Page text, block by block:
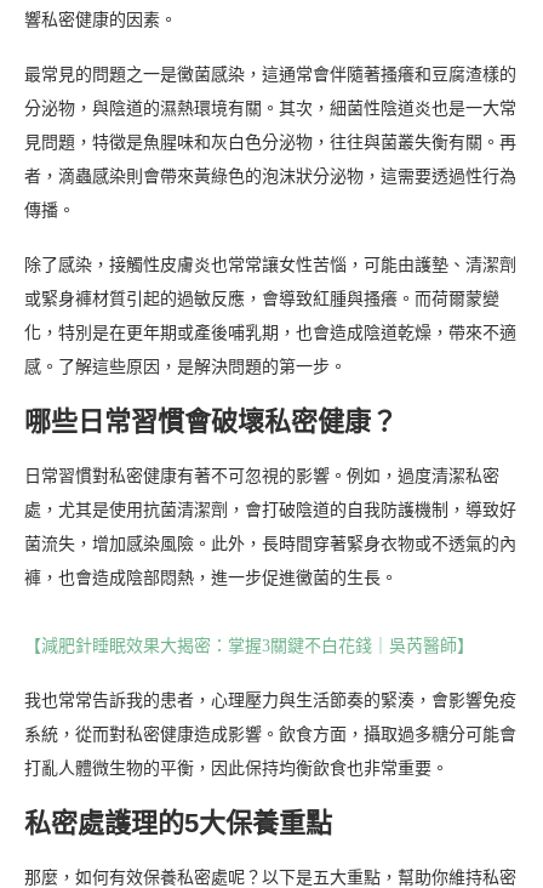
響私密健康的因素。
最常見的問題之一是黴菌感染，這通常會伴隨著搔癢和豆腐渣樣的
分泌物，與陰道的濕熱環境有關。其次，細菌性陰道炎也是一大常
見問題，特徵是魚腥味和灰白色分泌物，往往與菌叢失衡有關。再
者，滴蟲感染則會帶來黃綠色的泡沫狀分泌物，這需要透過性行為
傳播。
除了感染，接觸性皮膚炎也常常讓女性苦惱，可能由護墊、清潔劑
或緊身褲材質引起的過敏反應，會導致紅腫與搔癢。而荷爾蒙變
化，特別是在更年期或產後哺乳期，也會造成陰道乾燥，帶來不適
感。了解這些原因，是解決問題的第一步。
哪些日常習慣會破壞私密健康？
日常習慣對私密健康有著不可忽視的影響。例如，過度清潔私密
處，尤其是使用抗菌清潔劑，會打破陰道的自我防護機制，導致好
菌流失，增加感染風險。此外，長時間穿著緊身衣物或不透氣的內
褲，也會造成陰部悶熱，進一步促進黴菌的生長。
【減肥針睡眠效果大揭密：掌握3關鍵不白花錢｜吳芮醫師】
我也常常告訴我的患者，心理壓力與生活節奏的緊湊，會影響免疫
系統，從而對私密健康造成影響。飲食方面，攝取過多糖分可能會
打亂人體微生物的平衡，因此保持均衡飲食也非常重要。
私密處護理的5大保養重點
那麼，如何有效保養私密處呢？以下是五大重點，幫助你維持私密